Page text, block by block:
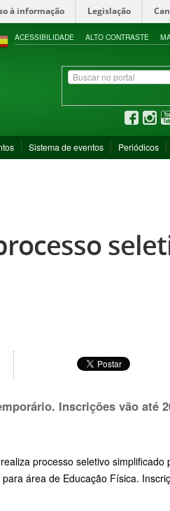
à informação Legislação
ACESSIBILIDADE ALTO CONTRASTE
Sistema de eventos Periódicos
Inscrições vão até
processo seletivo simplificado
área de Educação Física.